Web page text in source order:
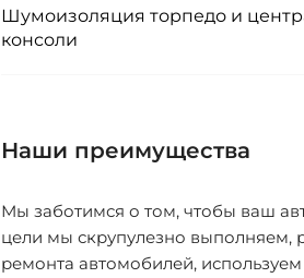
Шумоизоляция торпедо и
консоли
Наши преимущества
Мы заботимся о том, чтобы ваш
цели мы скрупулезно выполняем,
ремонта автомобилей,